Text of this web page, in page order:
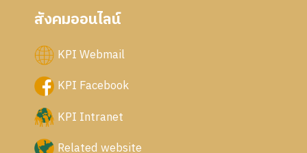
สังคมออนไลน์
KPI Webmail
KPI Facebook
KPI Intranet
Related website